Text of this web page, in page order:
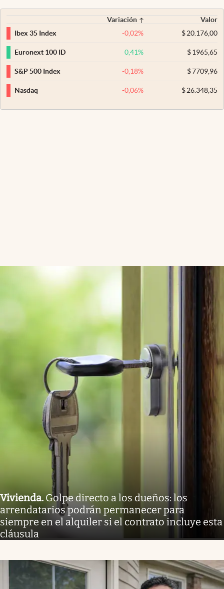
Variación
Valor
Ibex 35 Index
-0,02% $20.176,00
Euronext 100 ID 0,41% $1965,65
S&P 500 Index -0,18% $7709,96
Nasdaq -0,06% $26.348,35
Vivienda. Golpe directo a los dueños: los
arrendatarios podrán permanecer para
siempre en el alquiler si el contrato incluye esta
cláusula